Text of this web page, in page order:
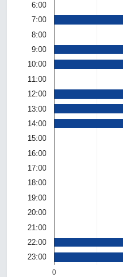
0
6:00
7:00
8:00
9:00
10:00
11:00
12:00
13:00
14:00
15:00
16:00
17:00
18:00
19:00
20:00
21:00
22:00
23:00